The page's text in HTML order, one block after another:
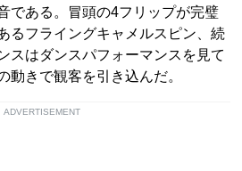
である。冒頭の4フリップが完璧
るフライングキャメルスピン、続
スはダンスパフォーマンスを見て
動きで観客を引き込んだ。
ADVERTISEMENT